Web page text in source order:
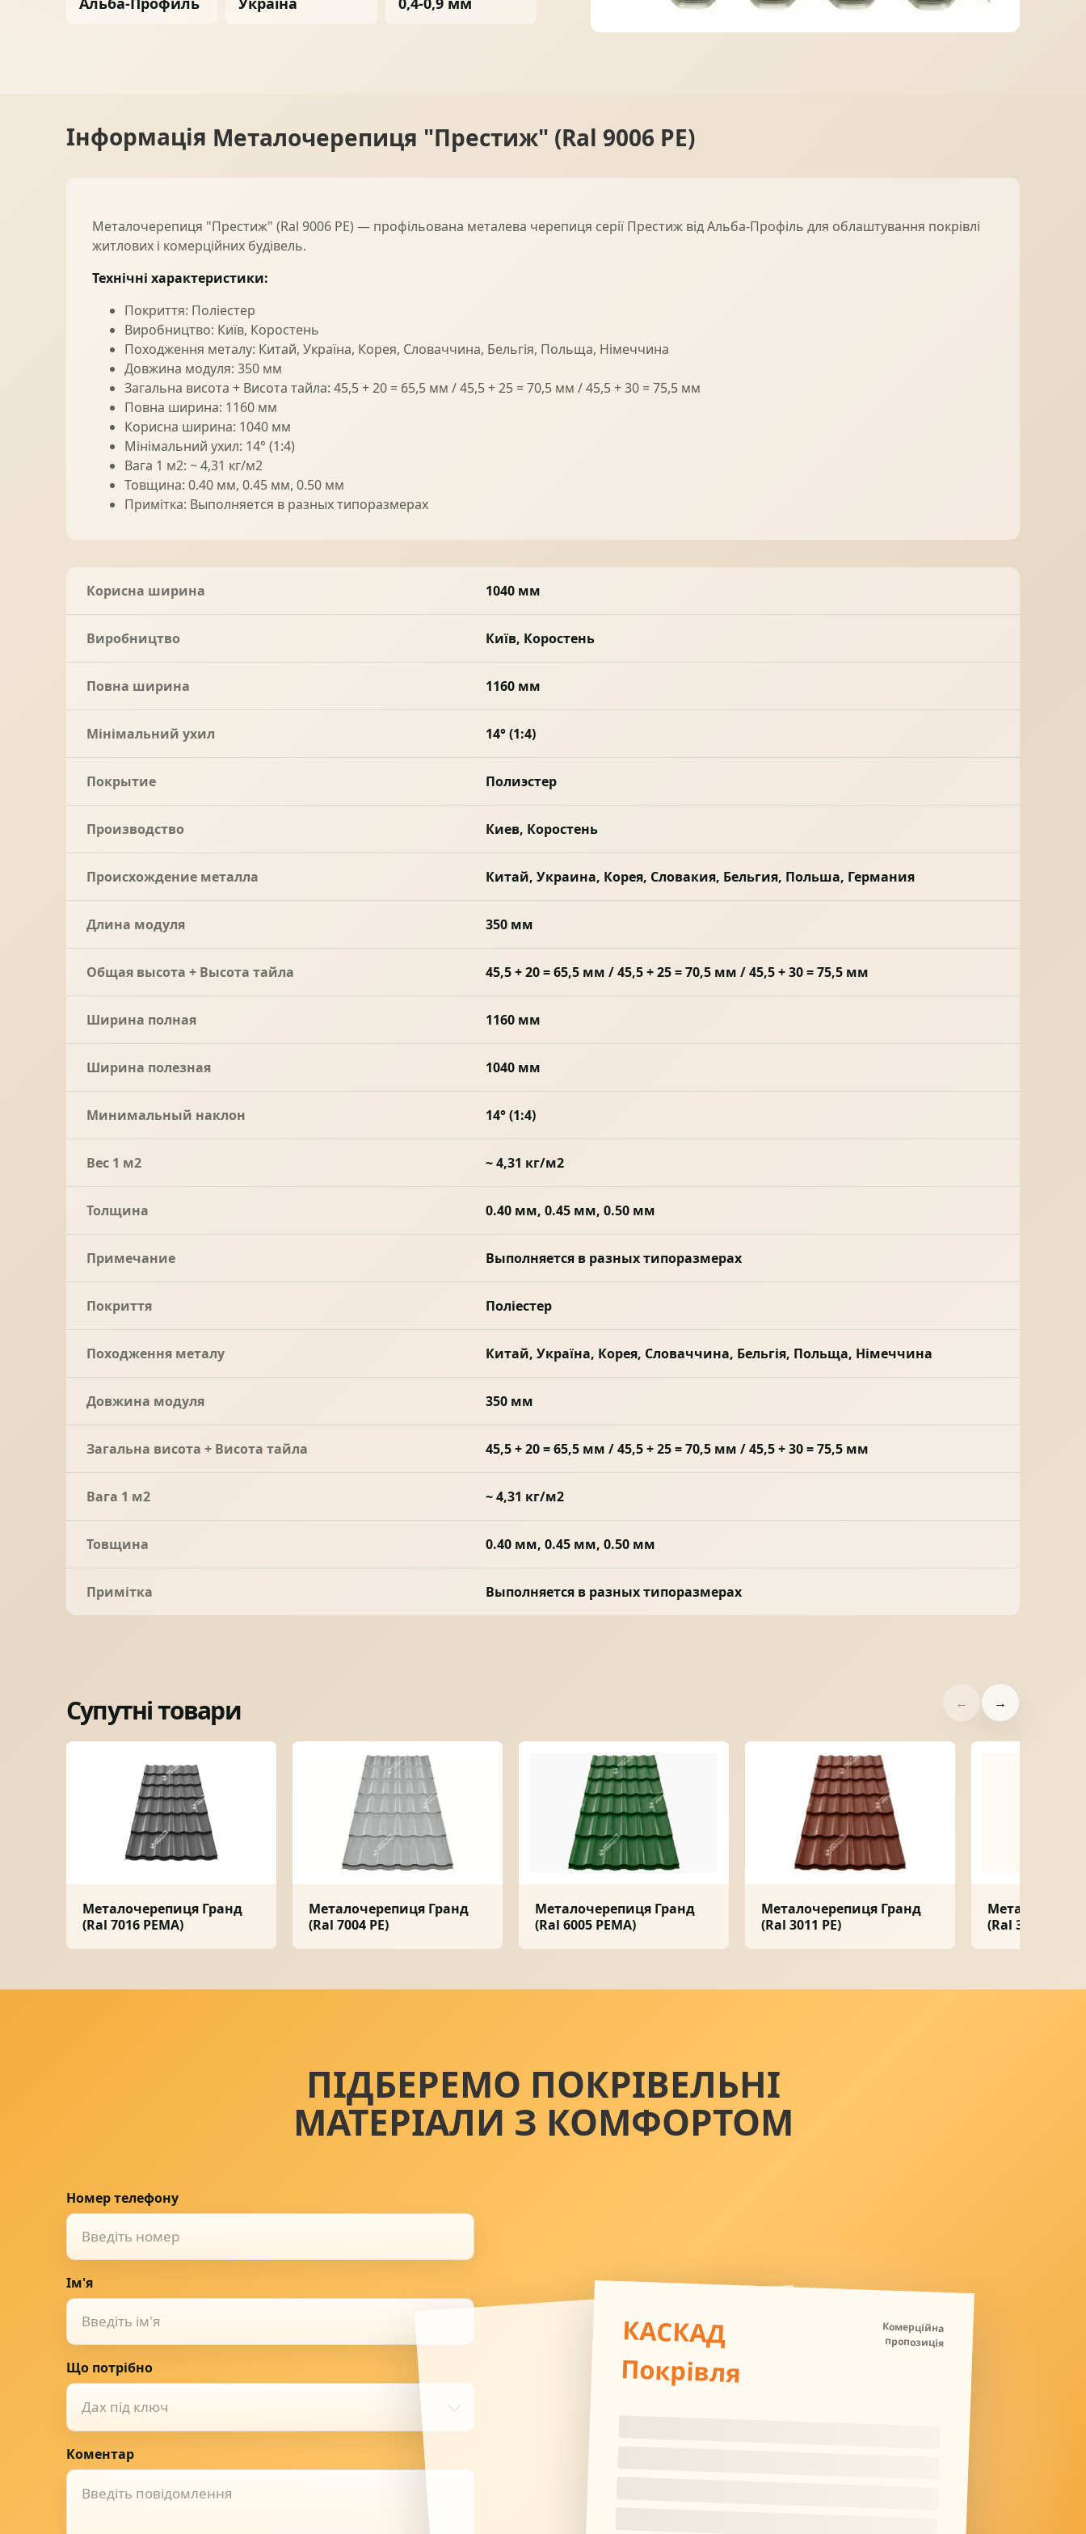
08 Навіси з полікарбонату
ФАЛЬЦЕВА ПОКРІВЛЯ МІДНА ПОКРІВЛЯ
ПОКРІВЕЛЬНА ШАШКА ПІДШИВИ
Інформація Металочерепиця "Престиж" (Ral 9006 PE)
Металочерепиця "Престиж" (Ral 9006 PE) — профільована металева черепиця серії Престиж від Альба-Профіль для облаштування покрівлі
житлових і комерційних будівель.
Технічні характеристики:
Покриття: Поліестер
Виробництво: Київ, Коростень
Походження металу: Китай, Україна, Корея, Словаччина, Бельгія, Польща, Німеччина
Довжина модуля: 350 мм
Загальна висота + Висота тайла: 45,5 + 20 = 65,5 мм / 45,5 + 25 = 70,5 мм / 45,5 + 30 = 75,5 мм
Повна ширина: 1160 мм
Корисна ширина: 1040 мм
Мінімальний ухил: 14° (1:4)
Вага 1 м2: ~ 4,31 кг/м2
Товщина: 0.40 мм, 0.45 мм, 0.50 мм
Примітка: Выполняется в разных типоразмерах
Корисна ширина 1040 мм
Виробництво Київ, Коростень
Повна ширина 1160 мм
Мінімальний ухил 14° (1:4)
Покрытие Полиэстер
Производство Киев, Коростень
Происхождение металла Китай, Украина, Корея, Словакия, Бельгия, Польша, Германия
Длина модуля 350 мм
Общая высота + Высота тайла 45,5 + 20 = 65,5 мм / 45,5 + 25 = 70,5 мм / 45,5 + 30 = 75,5 мм
Ширина полная 1160 мм
Ширина полезная 1040 мм
Минимальный наклон 14° (1:4)
Вес 1 м2 ~ 4,31 кг/м2
Толщина 0.40 мм, 0.45 мм, 0.50 мм
Примечание Выполняется в разных типоразмерах
Покриття Поліестер
Походження металу Китай, Україна, Корея, Словаччина, Бельгія, Польща, Німеччина
Довжина модуля 350 мм
Загальна висота + Висота тайла 45,5 + 20 = 65,5 мм / 45,5 + 25 = 70,5 мм / 45,5 + 30 = 75,5 мм
Вага 1 м2 ~ 4,31 кг/м2
Товщина 0.40 мм, 0.45 мм, 0.50 мм
Примітка Выполняется в разных типоразмерах
Супутні товари ← →
Металочерепиця Гранд
(Ral 7016 PEMA)
Металочерепиця Гранд
(Ral 7004 PE)
Металочерепиця Гранд
(Ral 6005 PEMA)
Металочерепиця Гранд
(Ral 3011 PE)
(Ral 3009
ПІДБЕРЕМО ПОКРІВЕЛЬНІ
МАТЕРІАЛИ З КОМФОРТОМ
Номер телефону
Ім'я
Що потрібно
Дах під ключ
Коментар
КАСКАД
Покрівля
Комерційна
пропозиція